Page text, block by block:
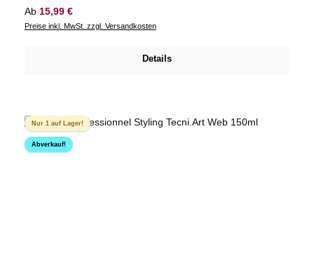
Regulärer Preis:
Ab 15,99 €
Preise inkl. MwSt. zzgl. Versandkosten
Details
Nur 1 auf Lager!
Abverkauf!